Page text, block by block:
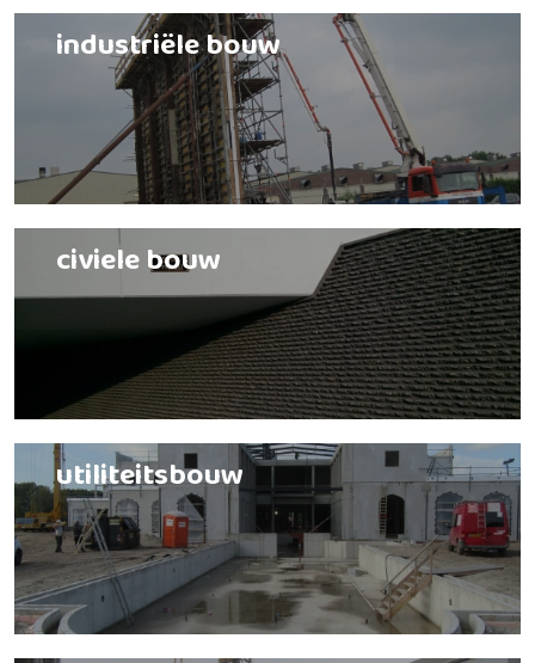
industriële bouw
civiele bouw
utiliteitsbouw